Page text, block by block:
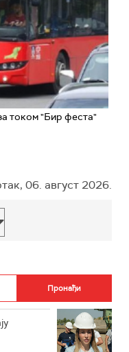
током "Бир феста"
06. август 2026.